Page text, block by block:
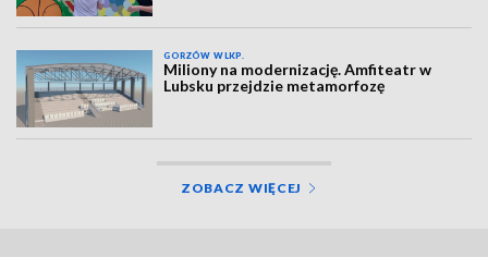
GORZÓW WLKP.
Miliony na modernizację. Amfiteatr w
Lubsku przejdzie metamorfozę
ZOBACZ WIĘCEJ